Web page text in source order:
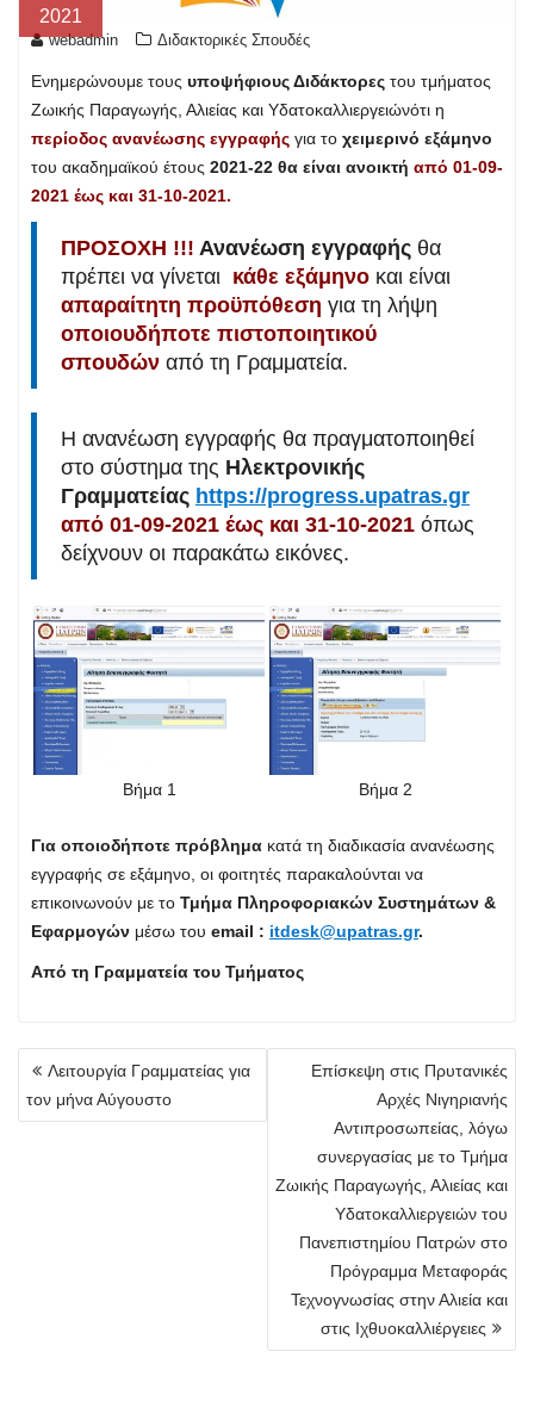
2021
webadmin Διδακτορικές Σπουδές
Ενημερώνουμε τους υποψήφιους Διδάκτορες του τμήματος
Ζωικής Παραγωγής, Αλιείας και Υδατοκαλλιεργειώνότι η
περίοδος ανανέωσης εγγραφής για το χειμερινό εξάμηνο
του ακαδημαϊκού έτους 2021-22 θα είναι ανοικτή από 01-09-
2021 έως και 31-10-2021.
ΠΡΟΣΟΧΗ !!! Ανανέωση εγγραφής θα
πρέπει να γίνεται κάθε εξάμηνο και είναι
απαραίτητη προϋπόθεση για τη λήψη
οποιουδήποτε πιστοποιητικού
σπουδών από τη Γραμματεία.
Η ανανέωση εγγραφής θα πραγματοποιηθεί
στο σύστημα της Ηλεκτρονικής
Γραμματείας https://progress.upatras.gr
από 01-09-2021 έως και 31-10-2021 όπως
δείχνουν οι παρακάτω εικόνες.
Βήμα 1 Βήμα 2
Για οποιοδήποτε πρόβλημα κατά τη διαδικασία ανανέωσης
εγγραφής σε εξάμηνο, οι φοιτητές παρακαλούνται να
επικοινωνούν με το Τμήμα Πληροφοριακών Συστημάτων &
Εφαρμογών μέσω του email : itdesk@upatras.gr.
Από τη Γραμματεία του Τμήματος
Πλοήγηση
άρθρων
Λειτουργία Γραμματείας για
τον μήνα Αύγουστο
Επίσκεψη στις Πρυτανικές
Αρχές Νιγηριανής
Αντιπροσωπείας, λόγω
συνεργασίας με το Τμήμα
Ζωικής Παραγωγής, Αλιείας και
Υδατοκαλλιεργειών του
Πανεπιστημίου Πατρών στο
Πρόγραμμα Μεταφοράς
Τεχνογνωσίας στην Αλιεία και
στις Ιχθυοκαλλιέργειες